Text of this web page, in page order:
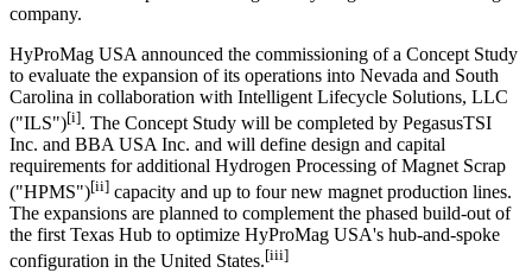
company.
HyProMag USA announced the commissioning of a Concept Study
to evaluate the expansion of its operations into Nevada and South
Carolina in collaboration with Intelligent Lifecycle Solutions, LLC
("ILS")[i]. The Concept Study will be completed by PegasusTSI
Inc. and BBA USA Inc. and will define design and capital
requirements for additional Hydrogen Processing of Magnet Scrap
("HPMS")[ii] capacity and up to four new magnet production lines.
The expansions are planned to complement the phased build-out of
the first Texas Hub to optimize HyProMag USA's hub-and-spoke
configuration in the United States.[iii]